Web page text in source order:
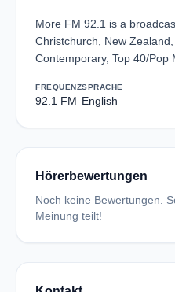
More FM 92.1 is a
Christchurch, New
Contemporary, Top 40/Pop
FREQUENZ
92.1 FM
SPRACHE
English
Hörerbewertungen
Noch keine Bewertungen.
Meinung teilt!